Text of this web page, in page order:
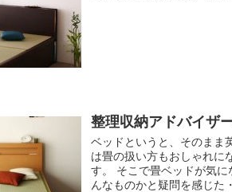
整理収納アドバイザ
ベッドというと、そのまま
は畳の扱い方もおしゃれに
す。 そこで畳ベッドが気
んなものかと疑問を感じた